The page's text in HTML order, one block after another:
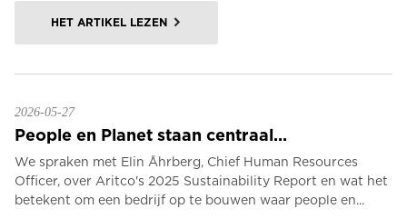
HET ARTIKEL LEZEN
2026-05-27
People en Planet staan centraal...
We spraken met Elin Åhrberg, Chief Human Resources
Officer, over Aritco's 2025 Sustainability Report en wat het
betekent om een bedrijf op te bouwen waar people en...